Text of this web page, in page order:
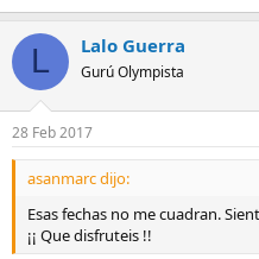
L Lalo Guerra
Gurú Olympista
28 Feb 2017
asanmarc dijo:
Esas fechas no me cuadran.
¡¡ Que disfruteis !!